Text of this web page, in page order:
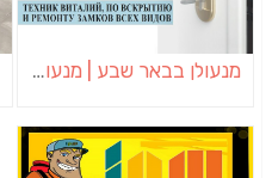
מנעולן בבאר שבע | מנעולן באופקים | ויטלי המנעולן